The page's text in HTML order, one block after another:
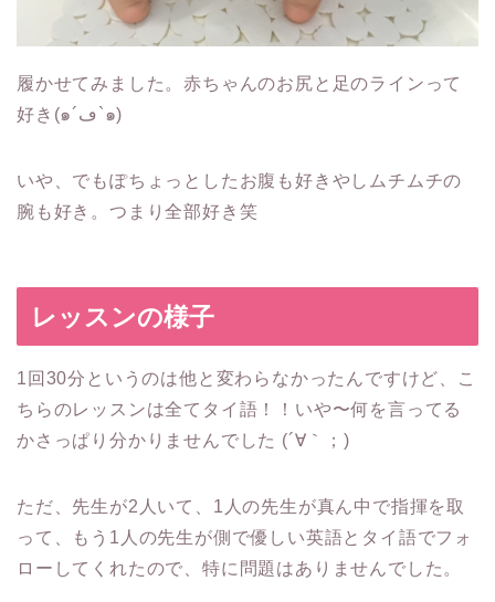
履かせてみました。赤ちゃんのお尻と足のラインって
好き(๑´ڡ`๑)
いや、でもぽちょっとしたお腹も好きやしムチムチの
腕も好き。つまり全部好き笑
レッスンの様子
1回30分というのは他と変わらなかったんですけど、こ
ちらのレッスンは全てタイ語！！いや〜何を言ってる
かさっぱり分かりませんでした (´∀｀；)
ただ、先生が2人いて、1人の先生が真ん中で指揮を取
って、もう1人の先生が側で優しい英語とタイ語でフォ
ローしてくれたので、特に問題はありませんでした。